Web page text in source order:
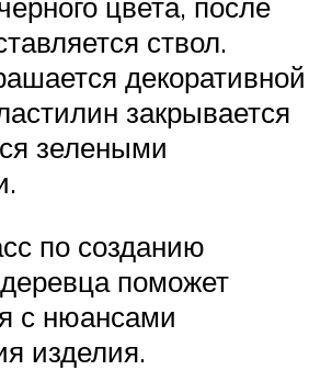
ствол.
декоративной
закрывается
зелеными
по созданию
поможет
с нюансами
изделия.